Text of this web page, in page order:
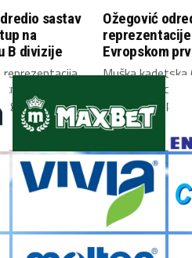
sastav
na
B divizije
protiv
Ožegović
Evropskom
Muška
Bosne i
danas u Skoplje,